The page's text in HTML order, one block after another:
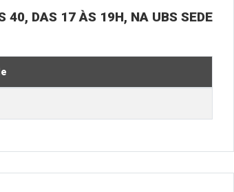
40, DAS 17 ÀS 19H, NA UBS SEDE